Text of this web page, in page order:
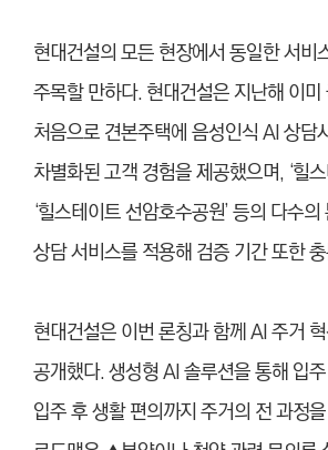
현대건설의 모든 현장에서 동일한 서비
주목할 만하다. 현대건설은 지난해 이
처음으로 견본주택에 음성인식 AI 상담
차별화된 고객 경험을 제공했으며, ‘힐
‘힐스테이트 선암호수공원’ 등의 다수
상담 서비스를 적용해 검증 기간 또한
현대건설은 이번 론칭과 함께 AI 주거
공개했다. 생성형 AI 솔루션을 통해 입
입주 후 생활 편의까지 주거의 전 과정